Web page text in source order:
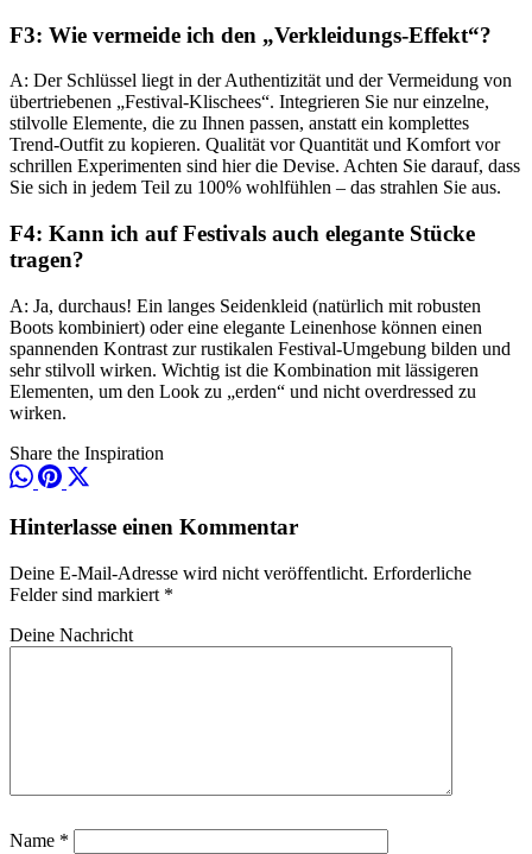
F3: Wie vermeide ich den „Verkleidungs-Effekt“?
A: Der Schlüssel liegt in der Authentizität und der Vermeidung von
übertriebenen „Festival-Klischees“. Integrieren Sie nur einzelne,
stilvolle Elemente, die zu Ihnen passen, anstatt ein komplettes
Trend-Outfit zu kopieren. Qualität vor Quantität und Komfort vor
schrillen Experimenten sind hier die Devise. Achten Sie darauf, dass
Sie sich in jedem Teil zu 100% wohlfühlen – das strahlen Sie aus.
F4: Kann ich auf Festivals auch elegante Stücke
tragen?
A: Ja, durchaus! Ein langes Seidenkleid (natürlich mit robusten
Boots kombiniert) oder eine elegante Leinenhose können einen
spannenden Kontrast zur rustikalen Festival-Umgebung bilden und
sehr stilvoll wirken. Wichtig ist die Kombination mit lässigeren
Elementen, um den Look zu „erden“ und nicht overdressed zu
wirken.
Share the Inspiration
Hinterlasse einen Kommentar
Deine E-Mail-Adresse wird nicht veröffentlicht. Erforderliche
Felder sind markiert *
Deine Nachricht
Name *